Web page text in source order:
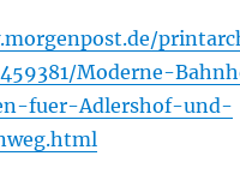
Moderne-
fuer-Adlershof-und-